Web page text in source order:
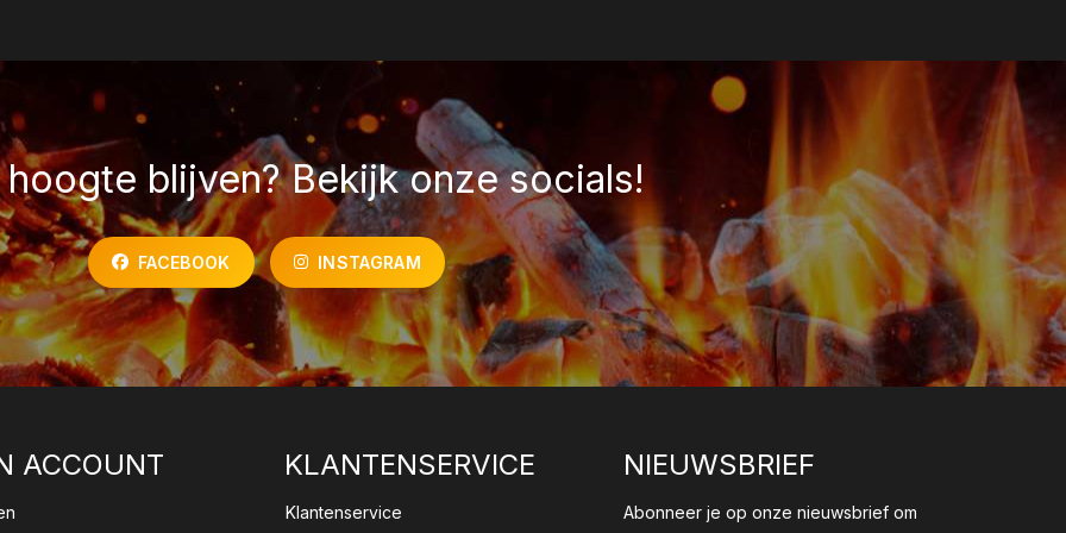
blijven? Bekijk onze socials!
FACEBOOK INSTAGRAM
ACCOUNT KLANTENSERVICE
Klantenservice
NIEUWSBRIEF
Abonneer je op onze nieuwsbrief om